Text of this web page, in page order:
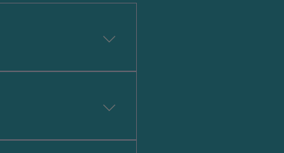
como saltar, hacer
especiales para